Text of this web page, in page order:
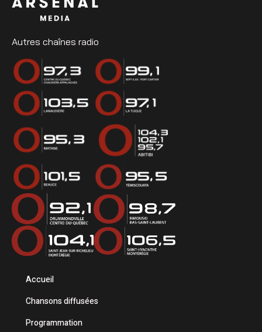
Autres chaînes radio
Accueil
Chansons diffusées
Programmation